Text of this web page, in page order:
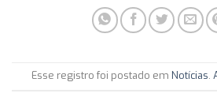
Esse registro foi postado em Notícias.